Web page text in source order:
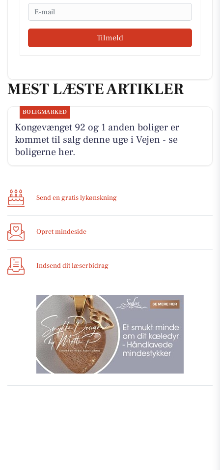
Email
Tilmeld
MEST LÆSTE ARTIKLER
BOLIGMARKED
Kongevænget 92 og 1 anden boliger er
kommet til salg denne uge i Vejen - se
boligerne her.
Send en gratis lykønskning
Opret mindeside
Indsend dit læserbidrag